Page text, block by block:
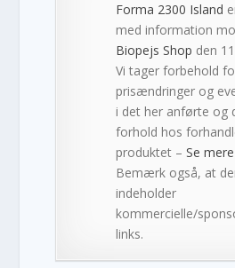
Forma 2300 Island
med information
Biopejs Shop den
Vi tager forbehold
prisændringer og
i det her anførte og
forhold hos
produktet –Se
Bemærk også, at
indeholder
kommercielle/
links.